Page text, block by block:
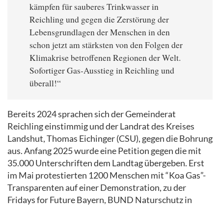
kämpfen für sauberes Trinkwasser in
Reichling und gegen die Zerstörung der
Lebensgrundlagen der Menschen in den
schon jetzt am stärksten von den Folgen der
Klimakrise betroffenen Regionen der Welt.
Sofortiger Gas-Ausstieg in Reichling und
überall!“
Bereits 2024 sprachen sich der Gemeinderat
Reichling einstimmig und der Landrat des Kreises
Landshut, Thomas Eichinger (CSU), gegen die Bohrung
aus. Anfang 2025 wurde eine Petition gegen die mit
35.000 Unterschriften dem Landtag übergeben. Erst
im Mai protestierten 1200 Menschen mit “Koa Gas”-
Transparenten auf einer Demonstration, zu der
Fridays for Future Bayern, BUND Naturschutz in